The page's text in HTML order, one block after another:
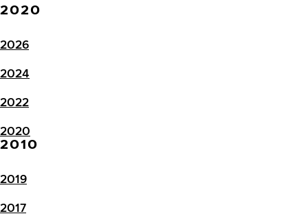
2020
2026
2024
2022
2020
2010
2019
2017